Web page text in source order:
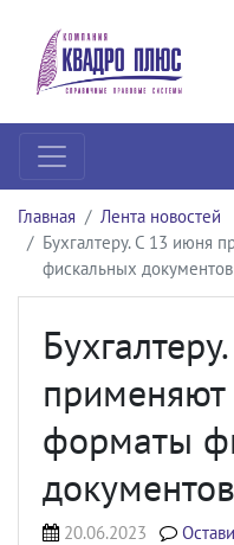
Главная
Лента новостей
Бухгалтеру. С 13 июня
фискальных документов
форматы
документов
20.06.2023